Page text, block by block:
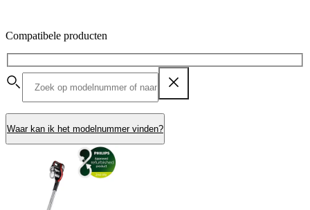
Compatibele producten
Waar kan ik het modelnummer vinden?